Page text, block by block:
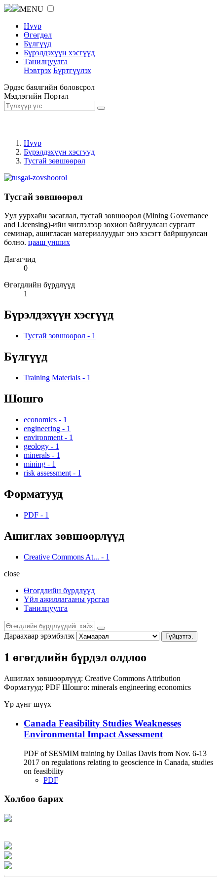
MENU
Нүүр
Өгөгдөл
Бүлгүүд
Бүрэлдэхүүн хэсгүүд
Танилцуулга
Нэвтрэх Бүртгүүлэх
Эрдэс баялгийн боловсрол
Мэдлэгийн Портал
Нүүр
Бүрэлдэхүүн хэсгүүд
Тусгай зөвшөөрөл
Тусгай зөвшөөрөл
Уул уурхайн засаглал, тусгай зөвшөөрөл (Mining Governance
and Licensing)-ийн чиглэлээр зохион байгуулсан сургалт
семинар, ашигласан материалуудыг энэ хэсэгт байршуулсан
болно. цааш унших
Дагагчид
0
Өгөгдлийн бүрдлүүд
1
Бүрэлдэхүүн хэсгүүд
Тусгай зөвшөөрөл - 1
Бүлгүүд
Training Materials - 1
Шошго
economics - 1
engineering - 1
environment - 1
geology - 1
minerals - 1
mining - 1
risk assessment - 1
Форматууд
PDF - 1
Ашиглах зөвшөөрлүүд
Creative Commons At... - 1
close
Өгөгдлийн бүрдлүүд
Үйл ажиллагааны урсгал
Танилцуулга
Дараахаар эрэмбэлэх Гүйцэтгэ.
1 өгөгдлийн бүрдэл олдлоо
Ашиглах зөвшөөрлүүд: Creative Commons Attribution
Форматууд: PDF Шошго: minerals engineering economics
Үр дүнг шүүх
Canada Feasibility Studies Weaknesses
Environmental Impact Assessment
PDF of SESMIM training by Dallas Davis from Nov. 6-13
2017 on regulations relating to geoscience in Canada, studies
on feasibility
PDF
Холбоо барих